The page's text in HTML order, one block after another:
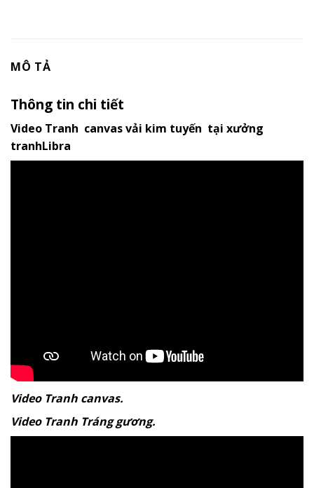
MÔ TẢ
Thông tin chi tiết
Video Tranh canvas vải kim tuyến tại xưởng
tranhLibra
Video Tranh canvas.
Video Tranh Tráng gương.